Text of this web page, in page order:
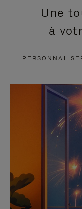
EN
PAUSE,
POUR
PAUSE
EST
LE
SON
Une
à